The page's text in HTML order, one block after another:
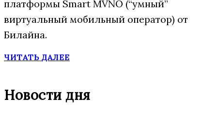
платформы Smart MVNO (“умный”
виртуальный мобильный оператор) от
Билайна.
ЧИТАТЬ ДАЛЕЕ
Новости дня